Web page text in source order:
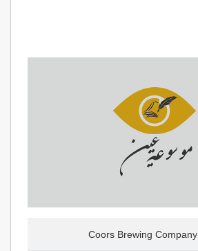
Coors Brewing Company